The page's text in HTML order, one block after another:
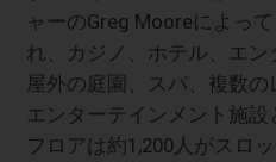
ャーのGreg Mooreによっ
れ、カジノ、ホテル、エン
屋外の庭園、スパ、複数
エンターテインメント施
フロアは約1,200人がスロ